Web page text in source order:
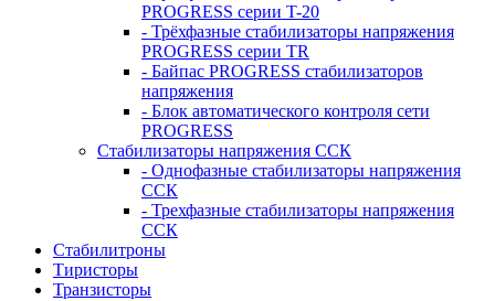
PROGRESS серии T-20
- Трёхфазные стабилизаторы напряжения
PROGRESS серии TR
- Байпас PROGRESS стабилизаторов
напряжения
- Блок автоматического контроля сети
PROGRESS
Стабилизаторы напряжения ССК
- Однофазные стабилизаторы напряжения
ССК
- Трехфазные стабилизаторы напряжения
ССК
Стабилитроны
Тиристоры
Транзисторы